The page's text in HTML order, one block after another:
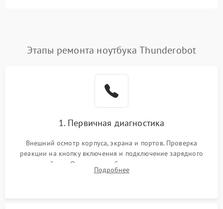
Этапы ремонта ноутбука Thunderobot
1. Первичная диагностика
Внешний осмотр корпуса, экрана и портов. Проверка
реакции на кнопку включения и подключение зарядного
устройства. Оценка потребления тока с помощью
лабораторного блока питания для локализации проблемы.
Подробнее